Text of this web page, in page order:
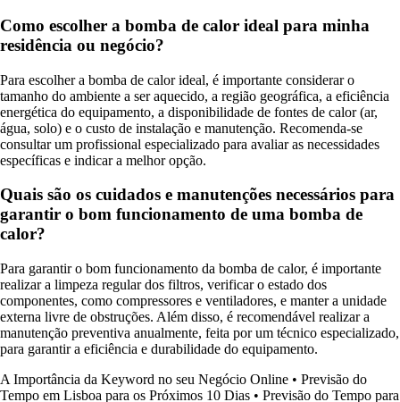
Como escolher a bomba de calor ideal para minha
residência ou negócio?
Para escolher a bomba de calor ideal, é importante considerar o
tamanho do ambiente a ser aquecido, a região geográfica, a eficiência
energética do equipamento, a disponibilidade de fontes de calor (ar,
água, solo) e o custo de instalação e manutenção. Recomenda-se
consultar um profissional especializado para avaliar as necessidades
específicas e indicar a melhor opção.
Quais são os cuidados e manutenções necessários para
garantir o bom funcionamento de uma bomba de
calor?
Para garantir o bom funcionamento da bomba de calor, é importante
realizar a limpeza regular dos filtros, verificar o estado dos
componentes, como compressores e ventiladores, e manter a unidade
externa livre de obstruções. Além disso, é recomendável realizar a
manutenção preventiva anualmente, feita por um técnico especializado,
para garantir a eficiência e durabilidade do equipamento.
A Importância da Keyword no seu Negócio Online • Previsão do
Tempo em Lisboa para os Próximos 10 Dias • Previsão do Tempo para